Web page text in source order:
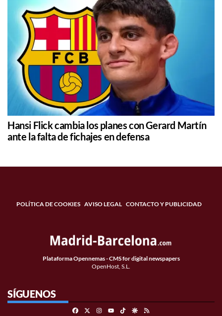
Hansi Flick cambia los planes con Gerard Martín
ante la falta de fichajes en defensa
POLÍTICA DE COOKIES AVISO LEGAL CONTACTO Y PUBLICIDAD
Plataforma Opennemas - CMS for digital newspapers
OpenHost, S.L.
SÍGUENOS
FacebookInstagramTikTokGoogle Discover